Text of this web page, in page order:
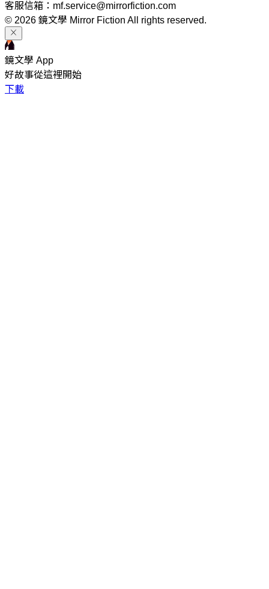
客服信箱：mf.service@mirrorfiction.com
© 2026 鏡文學 Mirror Fiction All rights reserved.
鏡文學 App
好故事從這裡開始
下載